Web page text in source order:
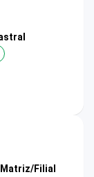
Matriz/Filial